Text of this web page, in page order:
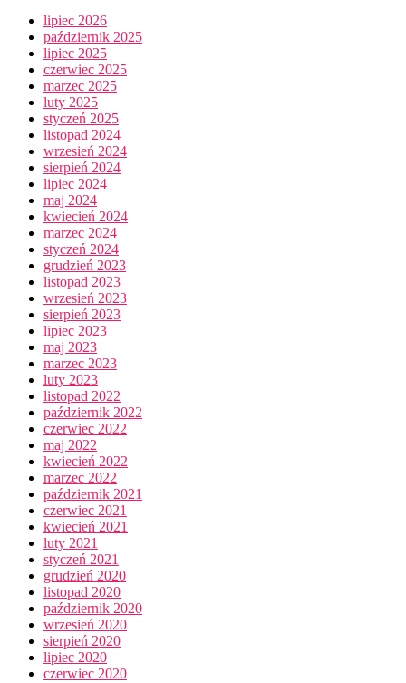
lipiec 2026
październik 2025
lipiec 2025
czerwiec 2025
marzec 2025
luty 2025
styczeń 2025
listopad 2024
wrzesień 2024
sierpień 2024
lipiec 2024
maj 2024
kwiecień 2024
marzec 2024
styczeń 2024
grudzień 2023
listopad 2023
wrzesień 2023
sierpień 2023
lipiec 2023
maj 2023
marzec 2023
luty 2023
listopad 2022
październik 2022
czerwiec 2022
maj 2022
kwiecień 2022
marzec 2022
październik 2021
czerwiec 2021
kwiecień 2021
luty 2021
styczeń 2021
grudzień 2020
listopad 2020
październik 2020
wrzesień 2020
sierpień 2020
lipiec 2020
czerwiec 2020